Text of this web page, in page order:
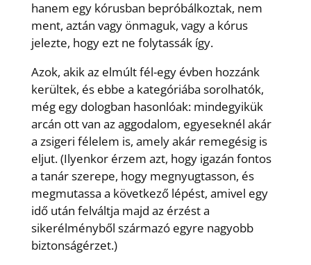
hanem egy kórusban bepróbálkoztak, nem
ment, aztán vagy önmaguk, vagy a kórus
jelezte, hogy ezt ne folytassák így.
Azok, akik az elmúlt fél-egy évben hozzánk
kerültek, és ebbe a kategóriába sorolhatók,
még egy dologban hasonlóak: mindegyikük
arcán ott van az aggodalom, egyeseknél akár
a zsigeri félelem is, amely akár remegésig is
eljut. (Ilyenkor érzem azt, hogy igazán fontos
a tanár szerepe, hogy megnyugtasson, és
megmutassa a következő lépést, amivel egy
idő után felváltja majd az érzést a
sikerélményből származó egyre nagyobb
biztonságérzet.)